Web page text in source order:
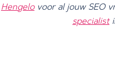
Hengelovoor al jouw SEO
specialist